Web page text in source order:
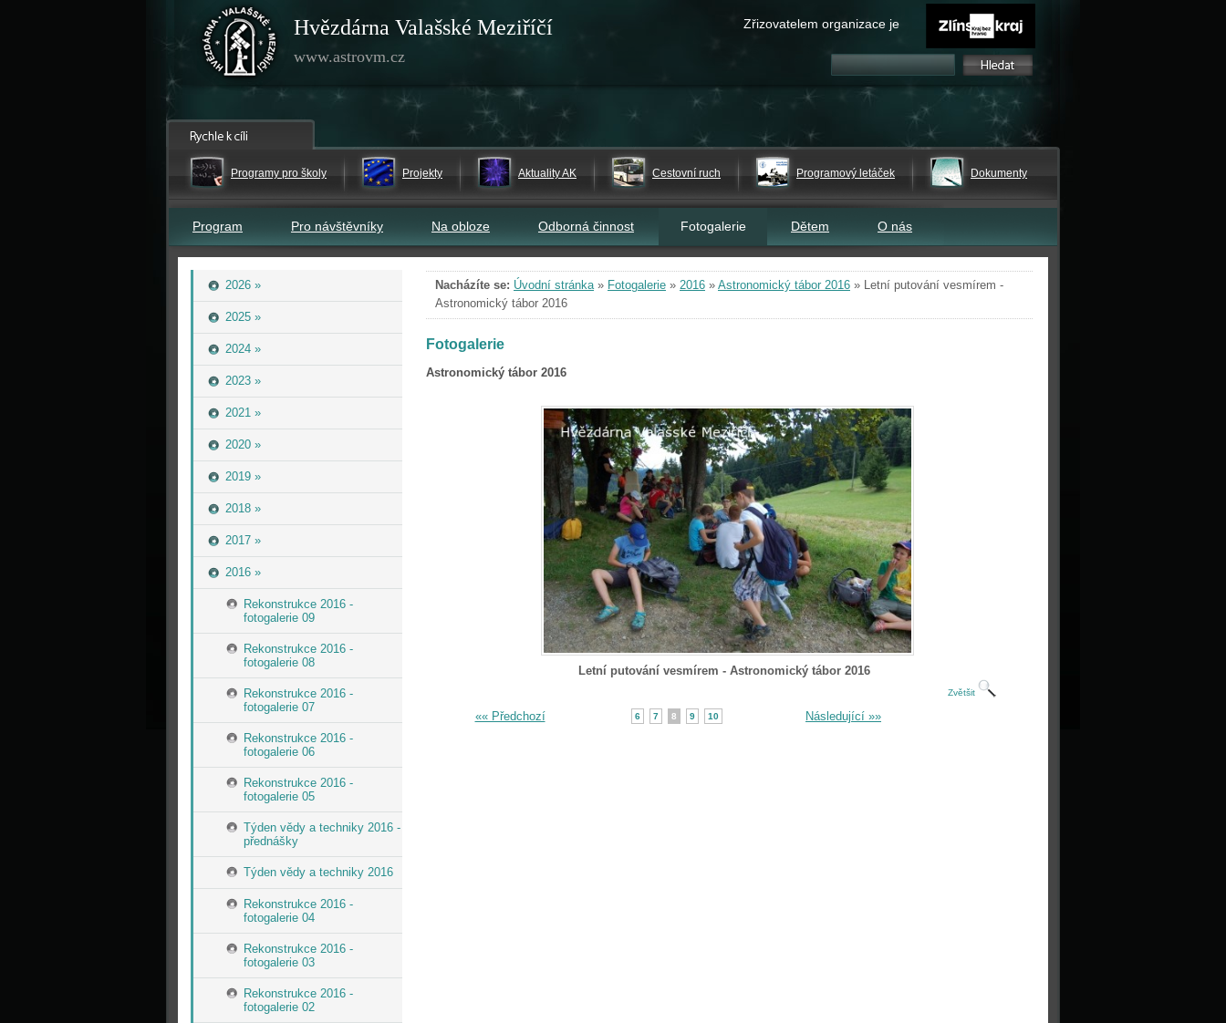
Hvězdárna Valašské Meziříčí
www.astrovm.cz
Zřizovatelem organizace je
Programy pro školy Projekty Aktuality AK Cestovní ruch Programový letáček Dokumenty
Program Pro návštěvníky Na obloze Odborná činnost Fotogalerie Dětem O nás
2026 »
2025 »
2024 »
2023 »
2021 »
2020 »
2019 »
2018 »
2017 »
2016 »
Rekonstrukce 2016 -
fotogalerie 09
Rekonstrukce 2016 -
fotogalerie 08
Rekonstrukce 2016 -
fotogalerie 07
Rekonstrukce 2016 -
fotogalerie 06
Rekonstrukce 2016 -
fotogalerie 05
Týden vědy a techniky 2016 -
přednášky
Týden vědy a techniky 2016
Rekonstrukce 2016 -
fotogalerie 04
Rekonstrukce 2016 -
fotogalerie 03
Rekonstrukce 2016 -
fotogalerie 02
Nacházíte se: Úvodní stránka» Fotogalerie » 2016 » Astronomický tábor 2016 » Letní putování vesmírem -
Astronomický tábor 2016
Fotogalerie
Astronomický tábor 2016
Letní putování vesmírem - Astronomický tábor 2016
Zvětšit
«« Předchozí 6 7 8 9 10 Následující »»